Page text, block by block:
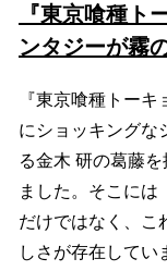
『東京喰種ト
ンタジーが霧
『東京喰種トー
にショッキングな
る金木 研の葛藤
ました。そこには
だけではなく、こ
しさが存在してい